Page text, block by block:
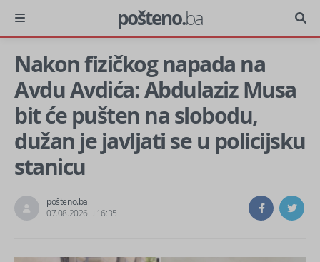
pošteno.ba
Nakon fizičkog napada na
Avdu Avdića: Abdulaziz Musa
bit će pušten na slobodu,
dužan je javljati se u policijsku
stanicu
pošteno.ba
07.08.2026 u 16:35